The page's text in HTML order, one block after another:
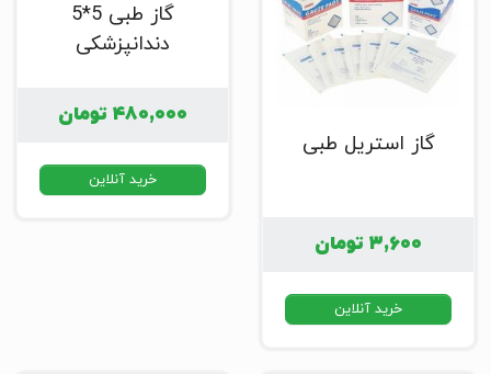
گاز استریل طبی
۳,۶۰۰ تومان
خرید آنلاین
گاز طبی 5*5
دندانپزشکی
۴۸۰,۰۰۰ تومان
خرید آنلاین